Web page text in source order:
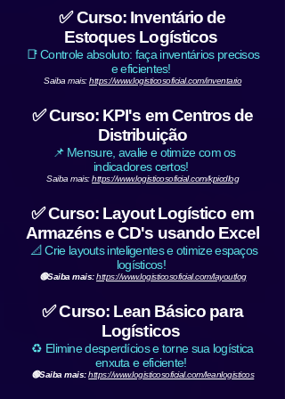
✅ Curso: Inventário de
Estoques Logísticos
📑 Controle absoluto: faça inventários precisos
e eficientes!
Saiba mais:https://www.logisticosoficial.com/inventario
✅ Curso: KPI's em Centros de
Distribuição
📌 Mensure, avalie e otimize com os
indicadores certos!
Saiba mais:https://www.logisticosoficial.com/kpicdlog
✅ Curso: Layout Logístico em
Armazéns e CD's usando Excel
📐 Crie layouts inteligentes e otimize espaços
logísticos!
🟢Saiba mais:https://www.logisticosoficial.com/layoutlog
✅ Curso: Lean Básico para
Logísticos
♻️ Elimine desperdícios e torne sua logística
enxuta e eficiente!
🟢Saiba mais:https://www.logisticosoficial.com/leanlogisticos